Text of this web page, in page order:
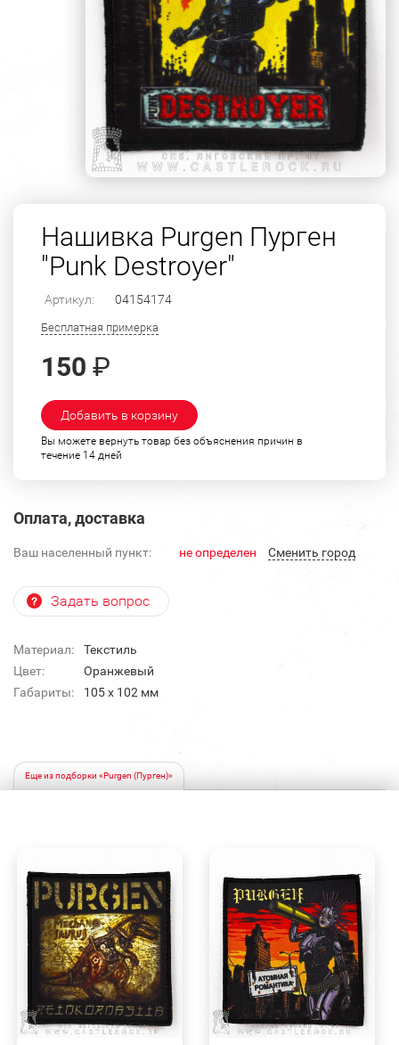
Нашивка Purgen Пурген
"Punk Destroyer"
Артикул: 04154174
Бесплатная примерка
150 ₽
Добавить в корзину
Вы можете вернуть товар без объяснения причин в
течение 14 дней
Оплата, доставка
Ваш населенный пункт: не определен Cменить город
Задать вопрос
Материал:
Текстиль
Цвет:
Оранжевый
Габариты:
105 x 102 мм
Еще из подборки «Purgen (Пурген)»